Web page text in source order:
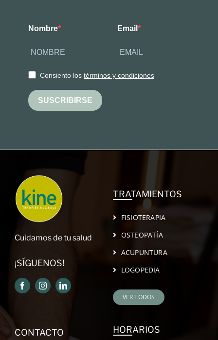
Nombre Email
Consiento los términos y condiciones
SUSCRIBIRSE
Cuidamos de tu salud
¡SÍGUENOS!
TRATAMIENTOS
FISIOTERAPIA
OSTEOPATÍA
ACUPUNTURA
LOGOPEDIA
VER TODOS
CONTACTO HORARIOS